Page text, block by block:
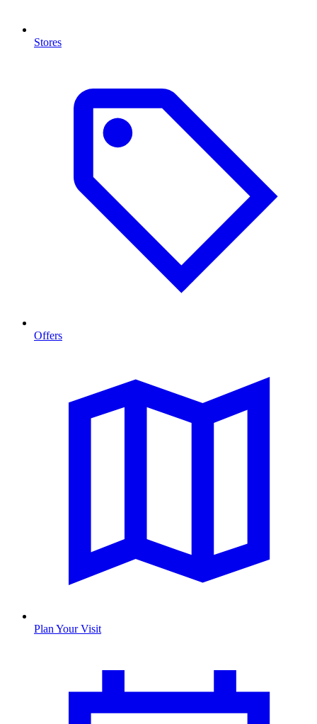
Stores
Offers
Plan Your Visit